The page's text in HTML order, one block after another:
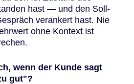
hast — und den Soll-
verankert hast. Nie
ohne Kontext ist
wenn der Kunde sagt
gut"?